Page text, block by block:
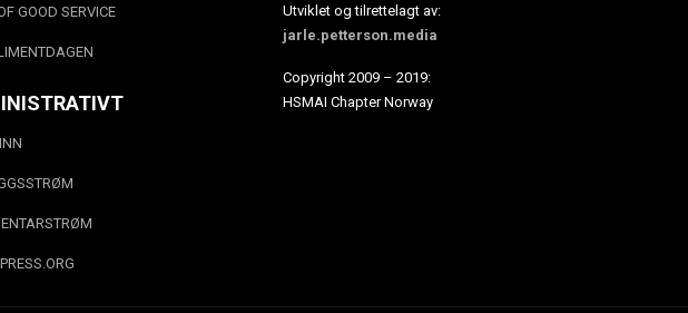
GOOD SERVICE
Utviklet og tilrettelagt av:
jarle.petterson.media
Copyright 2009 – 2019:
HSMAI Chapter Norway